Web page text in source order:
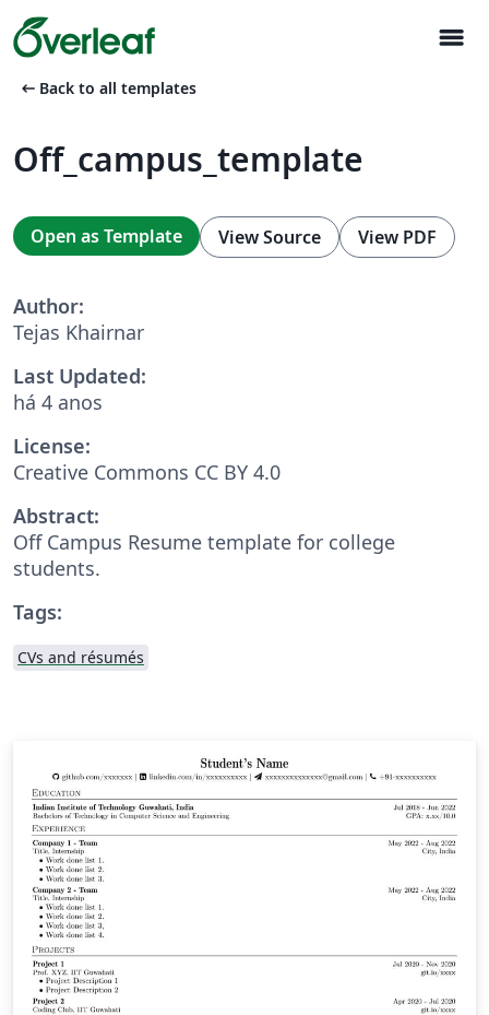
menu
arrow_left_alt Back to all templates
Off_campus_template
Open as Template View Source View PDF
Author:
Tejas Khairnar
Last Updated:
há 4 anos
License:
Creative Commons CC BY 4.0
Abstract:
Off Campus Resume template for college
students.
Tags:
CVs and résumés